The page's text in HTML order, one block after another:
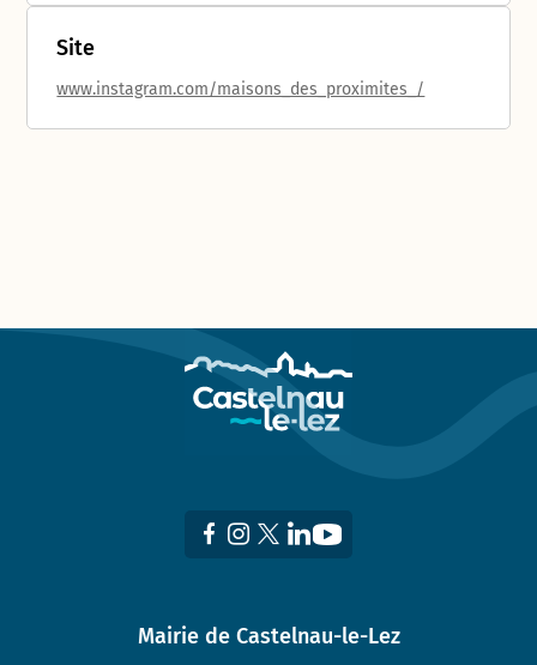
Site
www.instagram.com/maisons_des_proximites_/
Mairie de Castelnau-le-Lez